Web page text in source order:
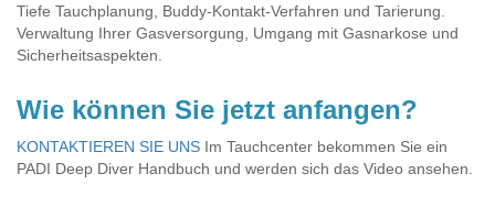
Tiefe Tauchplanung, Buddy-Kontakt-Verfahren und Tarierung.
Verwaltung Ihrer Gasversorgung, Umgang mit Gasnarkose und
Sicherheitsaspekten.
Wie können Sie jetzt anfangen?
KONTAKTIEREN SIE UNS Im Tauchcenter bekommen Sie ein
PADI Deep Diver Handbuch und werden sich das Video ansehen.